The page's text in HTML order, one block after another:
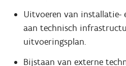
Uitvoeren van installatie-
aan technisch
uitvoeringsplan.
Bijstaan van externe